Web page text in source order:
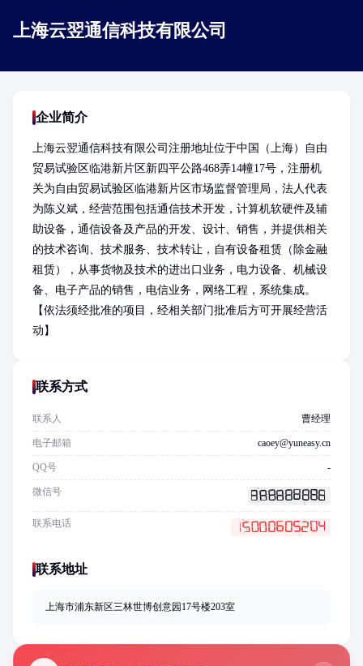
上海云翌通信科技有限公司
企业简介
上海云翌通信科技有限公司注册地址位于中国（上海）自由
贸易试验区临港新片区新四平公路468弄14幢17号，注册机
关为自由贸易试验区临港新片区市场监督管理局，法人代表
为陈义斌，经营范围包括通信技术开发，计算机软硬件及辅
助设备，通信设备及产品的开发、设计、销售，并提供相关
的技术咨询、技术服务、技术转让，自有设备租赁（除金融
租赁），从事货物及技术的进出口业务，电力设备、机械设
备、电子产品的销售，电信业务，网络工程，系统集成。
【依法须经批准的项目，经相关部门批准后方可开展经营活
动】
联系方式
联系人 曹经理
电子邮箱 caoey@yuneasy.cn
QQ号 -
微信号
联系电话
联系地址
上海市浦东新区三林世博创意园17号楼203室